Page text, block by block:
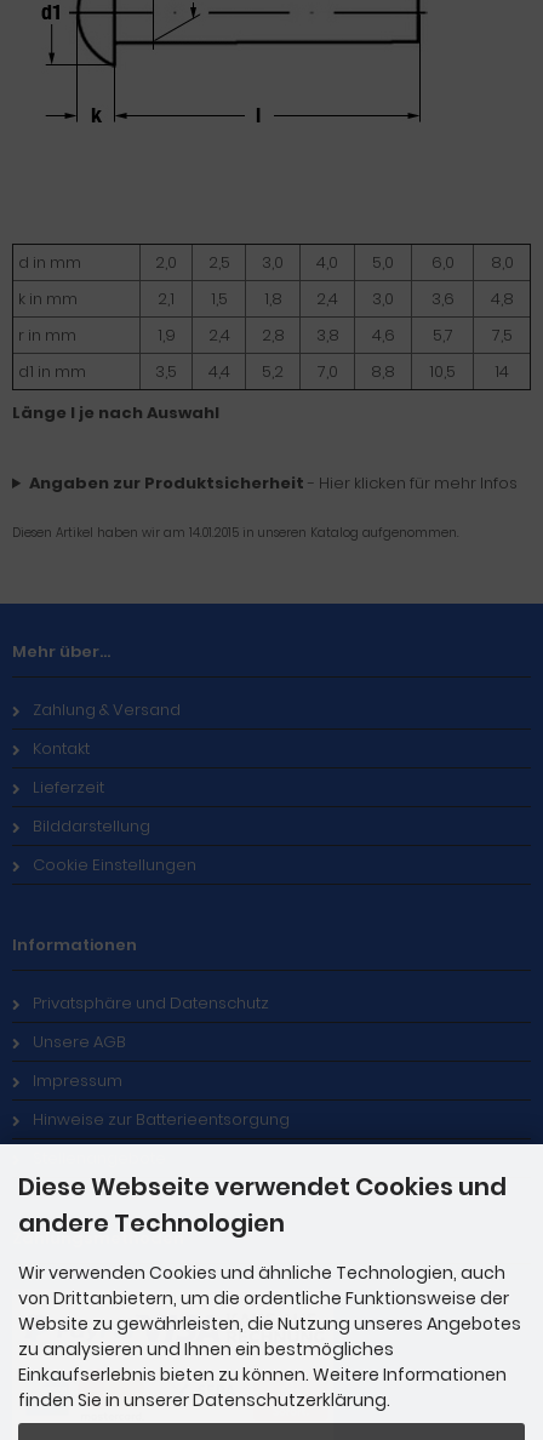
d in mm 2,0 2,5 3,0 4,0 5,0 6,0
8,0
k in mm
2,1 1,5 1,8 2,4 3,0 3,6
4,8
r in mm
1,9 2,4 2,8 3,8 4,6 5,7
7,5
d1 in mm
3,5 4,4 5,2 7,0 8,8 10,5
14
Länge l je nach Auswahl
Angaben zur Produktsicherheit - Hier klicken für mehr Infos
Diesen Artikel haben wir am 14.01.2015 in unseren Katalog aufgenommen.
Mehr über...
Zahlung & Versand
Kontakt
Lieferzeit
Bilddarstellung
Cookie Einstellungen
Informationen
Privatsphäre und Datenschutz
Unsere AGB
Impressum
Hinweise zur Batterieentsorgung
Zahlungsmethoden
Diese Webseite verwendet Cookies und
andere Technologien
Wir verwenden Cookies und ähnliche Technologien, auch
von Drittanbietern, um die ordentliche Funktionsweise der
Website zu gewährleisten, die Nutzung unseres Angebotes
zu analysieren und Ihnen ein bestmögliches
Einkaufserlebnis bieten zu können. Weitere Informationen
finden Sie in unserer Datenschutzerklärung.